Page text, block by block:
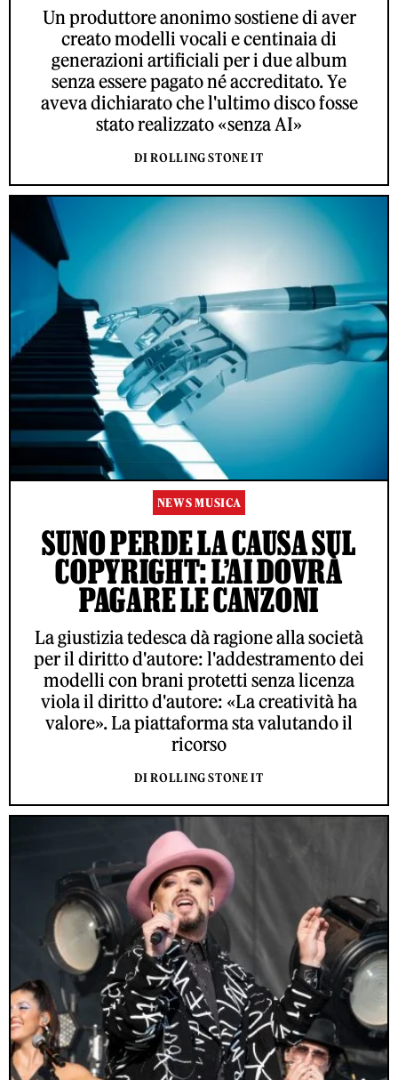
Un produttore anonimo sostiene di aver
creato modelli vocali e centinaia di
generazioni artificiali per i due album
senza essere pagato né accreditato. Ye
aveva dichiarato che l'ultimo disco fosse
stato realizzato «senza AI»
DI ROLLING STONE IT
NEWS MUSICA
SUNO PERDE LA CAUSA SUL
COPYRIGHT: L’AI DOVRÀ
PAGARE LE CANZONI
La giustizia tedesca dà ragione alla società
per il diritto d'autore: l'addestramento dei
modelli con brani protetti senza licenza
viola il diritto d'autore: «La creatività ha
valore». La piattaforma sta valutando il
ricorso
DI ROLLING STONE IT